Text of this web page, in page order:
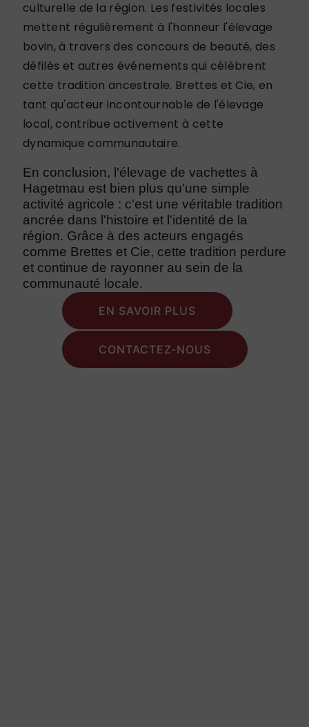
culturelle de la région. Les festivités locales
mettent régulièrement à l'honneur l'élevage
bovin, à travers des concours de beauté, des
défilés et autres événements qui célèbrent
cette tradition ancestrale. Brettes et Cie, en
tant qu'acteur incontournable de l'élevage
local, contribue activement à cette
dynamique communautaire.
En conclusion, l'élevage de vachettes à
Hagetmau est bien plus qu'une simple
activité agricole : c'est une véritable tradition
ancrée dans l'histoire et l'identité de la
région. Grâce à des acteurs engagés
comme Brettes et Cie, cette tradition perdure
et continue de rayonner au sein de la
communauté locale.
EN SAVOIR PLUS
CONTACTEZ-NOUS